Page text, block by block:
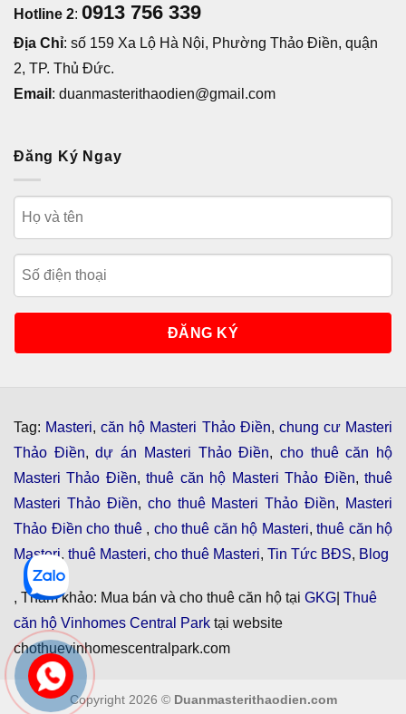
Hotline 2: 0913 756 339
Địa Chỉ: số 159 Xa Lộ Hà Nội, Phường Thảo Điền, quận
2, TP. Thủ Đức.
Email : duanmasterithaodien@gmail.com
Đăng Ký Ngay
Tag: Masteri,căn hộ Masteri Thảo Điền, chung cư Masteri
Thảo Điền,dự án Masteri Thảo Điền, cho thuê căn hộ
Masteri Thảo Điền,thuê căn hộ Masteri Thảo Điền,thuê
Masteri Thảo Điền, cho thuê Masteri Thảo Điền, Masteri
Thảo Điền cho thuê , cho thuê căn hộ Masteri, thuê căn hộ
Masteri, thuê Masteri, cho thuê Masteri, Tin Tức BĐS, Blog
, Tham khảo: Mua bán và cho thuê căn hộ tại GKG Thuê
căn hộ Vinhomes Central Park tại website
chothuevinhomescentralpark.com
Copyright 2026 © Duanmasterithaodien.com